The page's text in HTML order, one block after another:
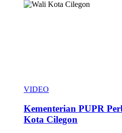
VIDEO
Kementerian PUPR
Kota Cilegon